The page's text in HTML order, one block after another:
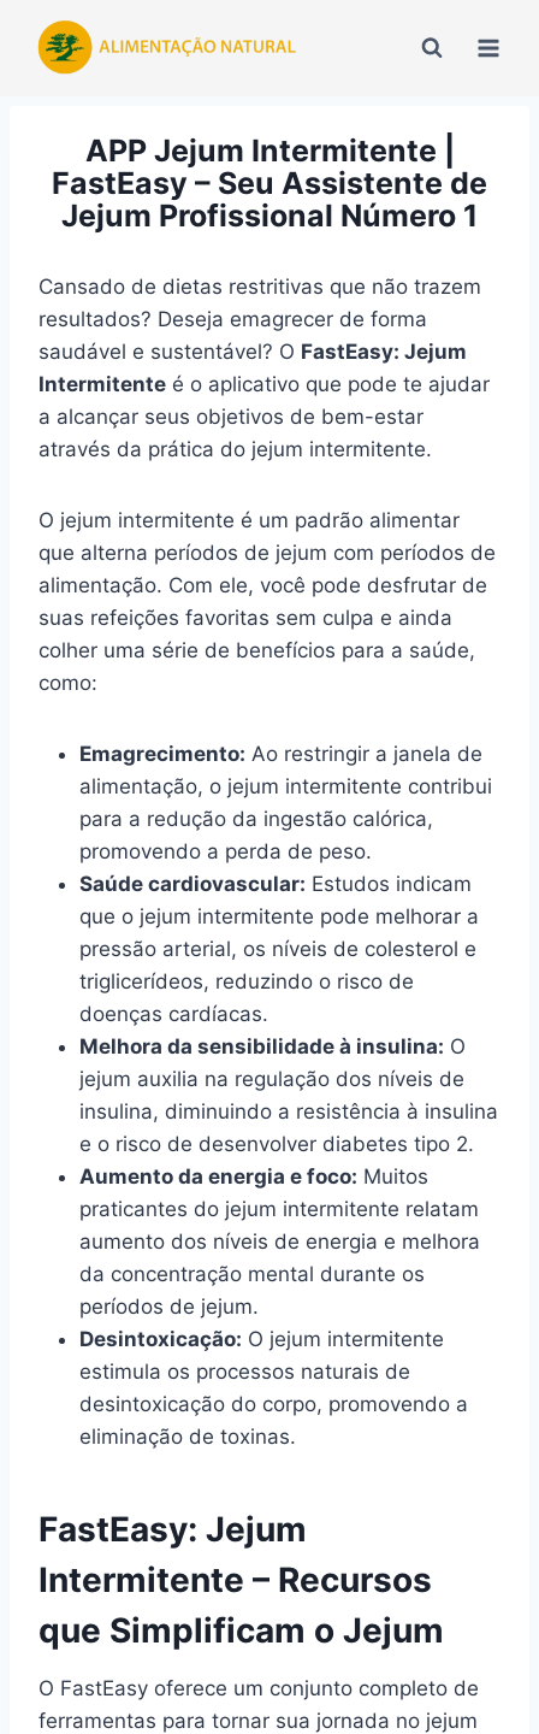
para
APP Jejum Intermitente |
FastEasy – Seu Assistente de
Jejum Profissional Número 1
Cansado de dietas restritivas que não trazem
resultados? Deseja emagrecer de forma
saudável e sustentável? O FastEasy: Jejum
Intermitente é o aplicativo que pode te ajudar
a alcançar seus objetivos de bem-estar
através da prática do jejum intermitente.
O jejum intermitente é um padrão alimentar
que alterna períodos de jejum com períodos de
alimentação. Com ele, você pode desfrutar de
suas refeições favoritas sem culpa e ainda
colher uma série de benefícios para a saúde,
como:
Emagrecimento: Ao restringir a janela de
alimentação, o jejum intermitente contribui
para a redução da ingestão calórica,
promovendo a perda de peso.
Saúde cardiovascular: Estudos indicam
que o jejum intermitente pode melhorar a
pressão arterial, os níveis de colesterol e
triglicerídeos, reduzindo o risco de
doenças cardíacas.
Melhora da sensibilidade à insulina: O
jejum auxilia na regulação dos níveis de
insulina, diminuindo a resistência à insulina
e o risco de desenvolver diabetes tipo 2.
Aumento da energia e foco: Muitos
praticantes do jejum intermitente relatam
aumento dos níveis de energia e melhora
da concentração mental durante os
períodos de jejum.
Desintoxicação: O jejum intermitente
estimula os processos naturais de
desintoxicação do corpo, promovendo a
eliminação de toxinas.
FastEasy: Jejum
Intermitente – Recursos
que Simplificam o Jejum
O FastEasy oferece um conjunto completo de
ferramentas para tornar sua jornada no jejum